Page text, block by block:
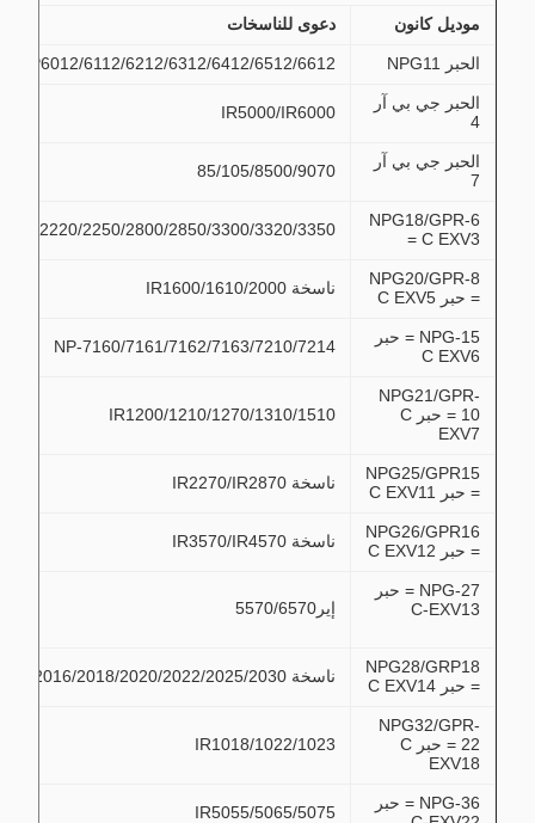
موديل كانون دعوى للناسخات
الحبر NPG11 NP6012/6112/6212/6312/6412/6512/6612
الحبر جي بي آر
4
IR5000/IR6000
الحبر جي بي آر
7
85/105/8500/9070
NPG18/GPR-6
= C EXV3
2220/2250/2800/2850/3300/3320/3350
NPG20/GPR-8
= حبر C EXV5
ناسخة IR1600/1610/2000
NPG-15 = حبر
C EXV6
NP-7160/7161/7162/7163/7210/7214
NPG21/GPR-
10 = حبر C
EXV7
IR1200/1210/1270/1310/1510
NPG25/GPR15
= حبر C EXV11
ناسخة IR2270/IR2870
NPG26/GPR16
= حبر C EXV12
ناسخة IR3570/IR4570
NPG-27 = حبر
C-EXV13
إير5570/6570
NPG28/GRP18
= حبر C EXV14
ناسخة IR2016/2018/2020/2022/2025/2030
NPG32/GPR-
22 = حبر C
EXV18
IR1018/1022/1023
NPG-36 = حبر
IR5055/5065/5075